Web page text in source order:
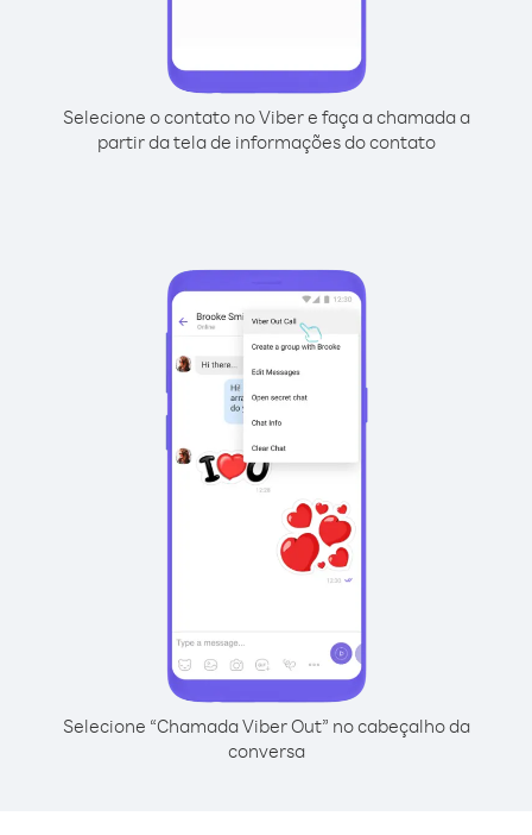
Selecione o contato no Viber e faça a chamada a
partir da tela de informações do contato
Selecione “Chamada Viber Out” no cabeçalho da
conversa